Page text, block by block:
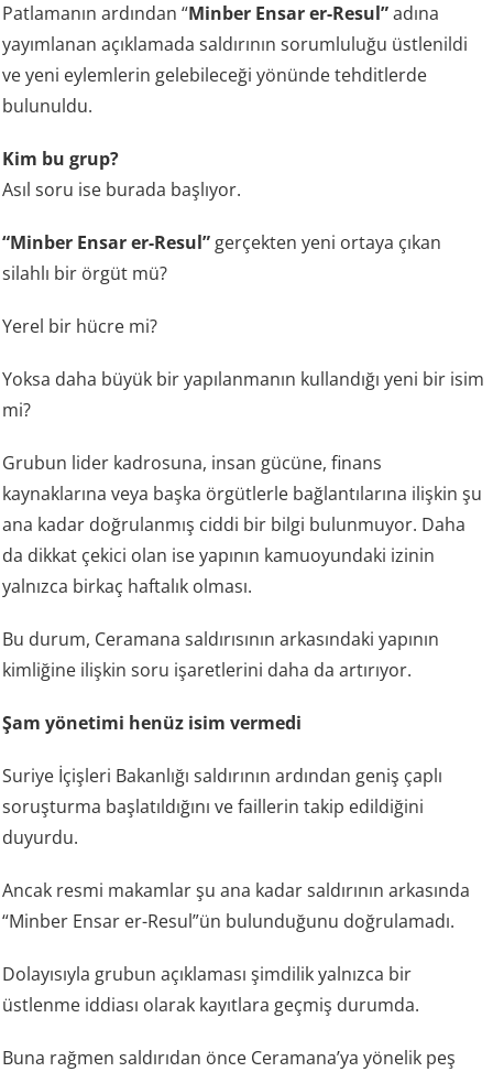
Patlamanın ardından “Minber Ensar er-Resul”adına
yayımlanan açıklamada saldırının sorumluluğu üstlenildi
ve yeni eylemlerin gelebileceği yönünde tehditlerde
bulunuldu.
Kim bu grup?
Asıl soru ise burada başlıyor.
“Minber Ensar er-Resul” gerçekten yeni ortaya çıkan
silahlı bir örgüt mü?
Yerel bir hücre mi?
Yoksa daha büyük bir yapılanmanın kullandığı yeni bir isim
mi?
Grubun lider kadrosuna, insan gücüne, finans
kaynaklarına veya başka örgütlerle bağlantılarına ilişkin şu
ana kadar doğrulanmış ciddi bir bilgi bulunmuyor. Daha
da dikkat çekici olan ise yapının kamuoyundaki izinin
yalnızca birkaç haftalık olması.
Bu durum, Ceramana saldırısının arkasındaki yapının
kimliğine ilişkin soru işaretlerini daha da artırıyor.
Şam yönetimi henüz isim vermedi
Suriye İçişleri Bakanlığı saldırının ardından geniş çaplı
soruşturma başlatıldığını ve faillerin takip edildiğini
duyurdu.
Ancak resmi makamlar şu ana kadar saldırının arkasında
“Minber Ensar er-Resul”ün bulunduğunu doğrulamadı.
Dolayısıyla grubun açıklaması şimdilik yalnızca bir
üstlenme iddiası olarak kayıtlara geçmiş durumda.
Buna rağmen saldırıdan önce Ceramana’ya yönelik peş